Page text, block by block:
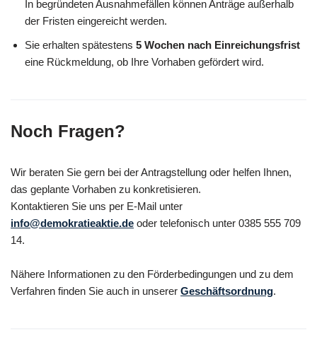
In begründeten Ausnahmefällen können Anträge außerhalb
der Fristen eingereicht werden.
Sie erhalten spätestens 5 Wochen nach Einreichungsfrist
eine Rückmeldung, ob Ihre Vorhaben gefördert wird.
Noch Fragen?
Wir beraten Sie gern bei der Antragstellung oder helfen Ihnen,
das geplante Vorhaben zu konkretisieren.
Kontaktieren Sie uns per E-Mail unter
info@demokratieaktie.de oder telefonisch unter 0385 555 709
14.
Nähere Informationen zu den Förderbedingungen und zu dem
Verfahren finden Sie auch in unserer Geschäftsordnung.